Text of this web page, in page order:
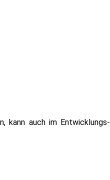
kann auch im